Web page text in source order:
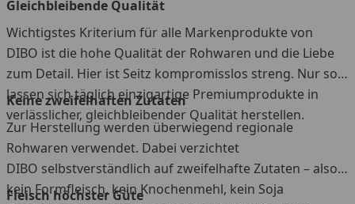
Gleichbleibende Qualität
Wichtigstes Kriterium für alle Markenprodukte von
DIBO ist die hohe Qualität der Rohwaren und die Liebe
zum Detail. Hier ist Seitz kompromisslos streng. Nur so
lassen sich täglich einzigartige Premiumprodukte in
verlässlicher, gleichbleibender Qualität herstellen.
Keine zweifelhaften Zutaten
Zur Herstellung werden überwiegend regionale
Rohwaren verwendet. Dabei verzichtet
DIBO selbstverständlich auf zweifelhafte Zutaten – also,
kein Formfleisch, kein Knochenmehl, kein Soja
Fleisch höchster Güte